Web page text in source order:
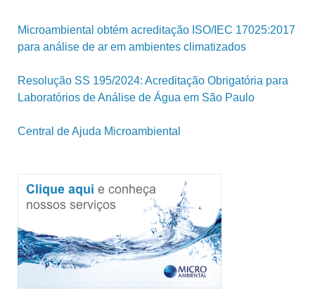
Microambiental obtém acreditação ISO/IEC 17025:2017
para análise de ar em ambientes climatizados
Resolução SS 195/2024: Acreditação Obrigatória para
Laboratórios de Análise de Água em São Paulo
Central de Ajuda Microambiental